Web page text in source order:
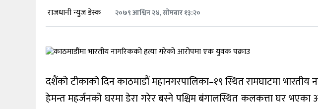
राजधानी न्युज डेस्क २०७९ आश्विन २४, सोमबार १३:२०
दशैंको टीकाको दिन काठमाडौं महानगरपालिका–१९ स्थित रामघाटमा
हेमन्त महर्जनको घरमा डेरा गरेर बस्ने पश्चिम बंगालस्थित कलकत्ता घर भएका